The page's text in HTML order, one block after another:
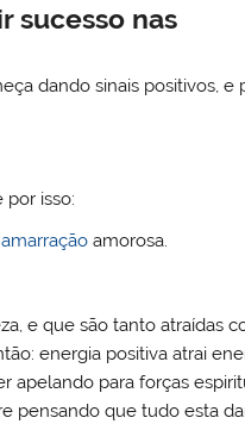
sucesso nas
dando sinais positivos, e
por isso:
amarração amorosa.
e que são tanto atraídas
energia positiva atrai
apelando para forças
pensando que tudo esta